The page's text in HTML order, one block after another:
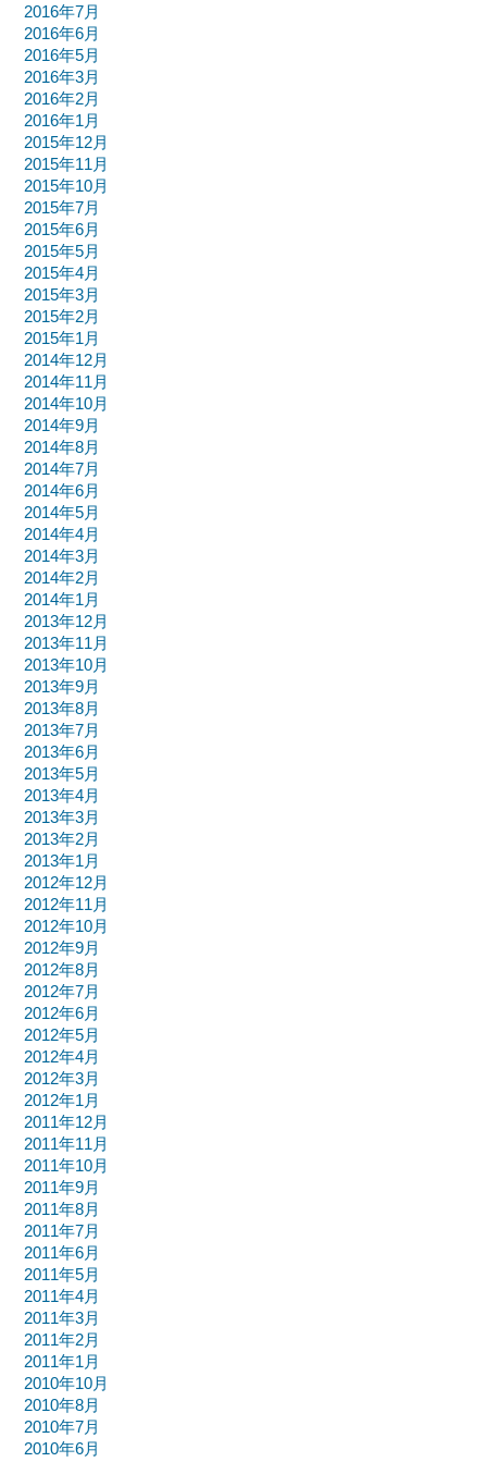
2016年7月
2016年6月
2016年5月
2016年3月
2016年2月
2016年1月
2015年12月
2015年11月
2015年10月
2015年7月
2015年6月
2015年5月
2015年4月
2015年3月
2015年2月
2015年1月
2014年12月
2014年11月
2014年10月
2014年9月
2014年8月
2014年7月
2014年6月
2014年5月
2014年4月
2014年3月
2014年2月
2014年1月
2013年12月
2013年11月
2013年10月
2013年9月
2013年8月
2013年7月
2013年6月
2013年5月
2013年4月
2013年3月
2013年2月
2013年1月
2012年12月
2012年11月
2012年10月
2012年9月
2012年8月
2012年7月
2012年6月
2012年5月
2012年4月
2012年3月
2012年1月
2011年12月
2011年11月
2011年10月
2011年9月
2011年8月
2011年7月
2011年6月
2011年5月
2011年4月
2011年3月
2011年2月
2011年1月
2010年10月
2010年8月
2010年7月
2010年6月